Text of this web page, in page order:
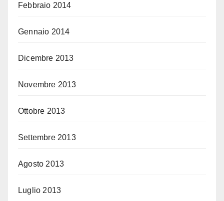
Febbraio 2014
Gennaio 2014
Dicembre 2013
Novembre 2013
Ottobre 2013
Settembre 2013
Agosto 2013
Luglio 2013